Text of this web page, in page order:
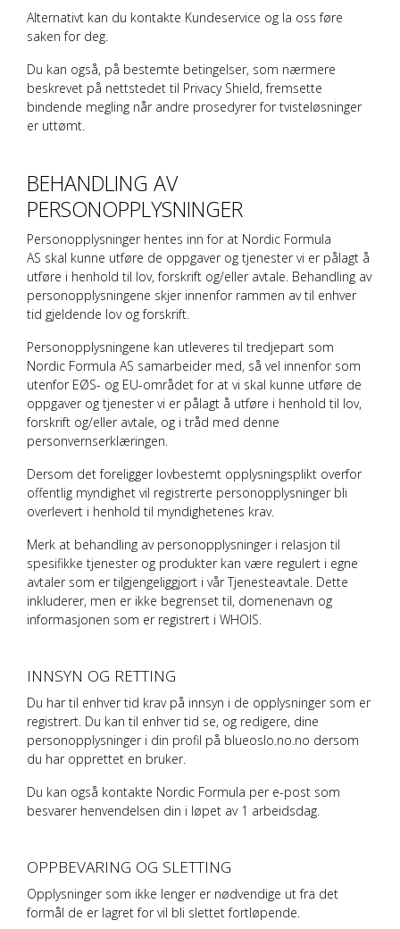
Alternativt kan du kontakte Kundeservice og la oss føre
saken for deg.
Du kan også, på bestemte betingelser, som nærmere
beskrevet på nettstedet til Privacy Shield, fremsette
bindende megling når andre prosedyrer for tvisteløsninger
er uttømt.
BEHANDLING AV
PERSONOPPLYSNINGER
Personopplysninger hentes inn for at Nordic Formula
AS skal kunne utføre de oppgaver og tjenester vi er pålagt å
utføre i henhold til lov, forskrift og/eller avtale. Behandling av
personopplysningene skjer innenfor rammen av til enhver
tid gjeldende lov og forskrift.
Personopplysningene kan utleveres til tredjepart som
Nordic Formula AS samarbeider med, så vel innenfor som
utenfor EØS- og EU-området for at vi skal kunne utføre de
oppgaver og tjenester vi er pålagt å utføre i henhold til lov,
forskrift og/eller avtale, og i tråd med denne
personvernserklæringen.
Dersom det foreligger lovbestemt opplysningsplikt overfor
offentlig myndighet vil registrerte personopplysninger bli
overlevert i henhold til myndighetenes krav.
Merk at behandling av personopplysninger i relasjon til
spesifikke tjenester og produkter kan være regulert i egne
avtaler som er tilgjengeliggjort i vår Tjenesteavtale. Dette
inkluderer, men er ikke begrenset til, domenenavn og
informasjonen som er registrert i WHOIS.
INNSYN OG RETTING
Du har til enhver tid krav på innsyn i de opplysninger som er
registrert. Du kan til enhver tid se, og redigere, dine
personopplysninger i din profil på blueoslo.no.no dersom
du har opprettet en bruker.
Du kan også kontakte Nordic Formula per e-post som
besvarer henvendelsen din i løpet av 1 arbeidsdag.
OPPBEVARING OG SLETTING
Opplysninger som ikke lenger er nødvendige ut fra det
formål de er lagret for vil bli slettet fortløpende.